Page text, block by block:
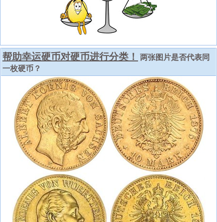
帮助幸运硬币对硬币进行分类！
两张图片是否代表同
一枚硬币？